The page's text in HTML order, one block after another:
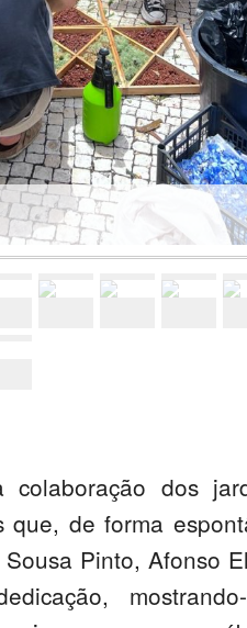
dos
de forma
Pinto, Afonso